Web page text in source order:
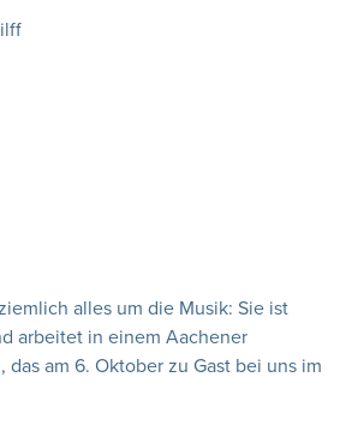
alles um die Musik: Sie ist
arbeitet in einem Aachener
am 6. Oktober zu Gast bei uns im